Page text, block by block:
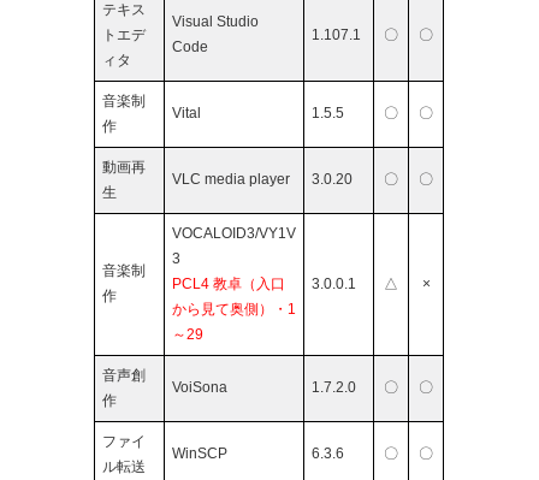
テキス
トエデ
ィタ
Visual Studio
Code
1.107.1 〇 〇
音楽制
作
Vital 1.5.5 〇 〇
動画再
生
VLC media player 3.0.20 〇 〇
音楽制
作
VOCALOID3/VY1V
3
PCL4 教卓（入口
から見て奥側）・1
～29
3.0.0.1 △ ×
音声創
作
VoiSona 1.7.2.0 〇 〇
ファイ
ル転送
WinSCP 6.3.6 〇 〇